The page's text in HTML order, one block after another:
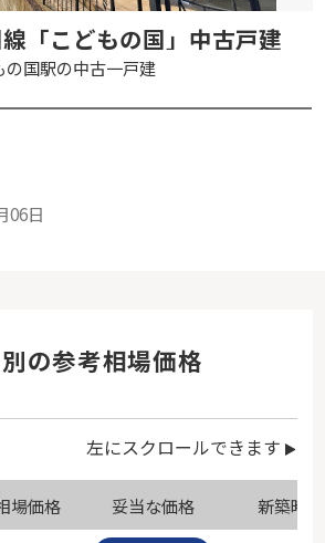
「こどもの国」中古戸建
国駅の中古一戸建
06日
の参考相場価格
左にスクロールできます
場価格 妥当な価格 新築時